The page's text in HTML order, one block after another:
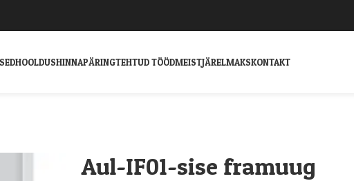
HOOLDUSHINNAPÄRINGTEHTUD TÖÖDMEISTJÄRELMAKSKONTAKT
Aul-IF01-sise framuug